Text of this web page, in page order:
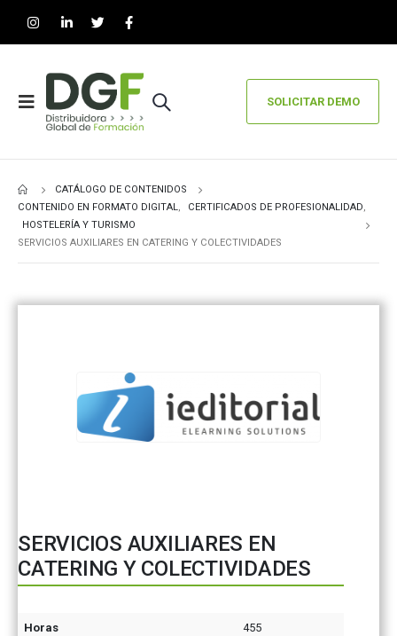
SOLICITAR DEMO
CATÁLOGO DE CONTENIDOS
CONTENIDO EN FORMATO DIGITAL, CERTIFICADOS DE PROFESIONALIDAD,
HOSTELERÍA Y TURISMO
SERVICIOS AUXILIARES EN CATERING Y COLECTIVIDADES
SERVICIOS AUXILIARES EN
CATERING Y COLECTIVIDADES
Horas 455